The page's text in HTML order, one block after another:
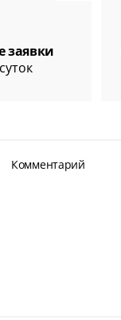
заявки
Комментарий